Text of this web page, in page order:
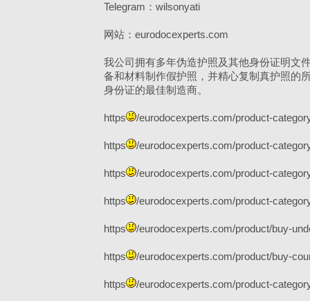
Telegram：wilsonyati
网站：eurodocexperts.com
我公司拥有多年伪造护照及其他身份证明文
备和材料制作假护照，并精心复制真护照的
身份证的最佳制造商。
https /eurodocexperts.com/product-
https /eurodocexperts.com/product-
https /eurodocexperts.com/product-
https /eurodocexperts.com/product-
https /eurodocexperts.com/product/buy-
https /eurodocexperts.com/product/buy-
https /eurodocexperts.com/product-